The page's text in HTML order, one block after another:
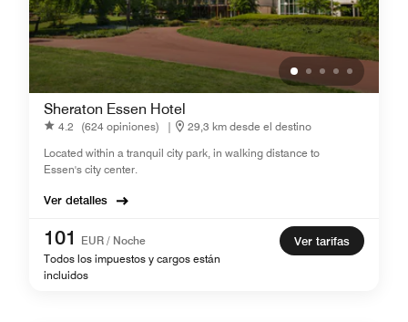
Sheraton Essen Hotel
4.2 (624 opiniones) |
29,3 km desde el destino
Located within a tranquil city park, in walking distance to
Essen's city center.
Ver detalles
101
EUR / Noche
Todos los impuestos y cargos están
incluidos
Ver tarifas